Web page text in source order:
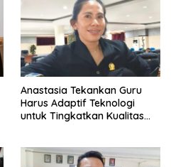
Anastasia Tekankan Guru
Harus Adaptif Teknologi
untuk Tingkatkan Kualitas